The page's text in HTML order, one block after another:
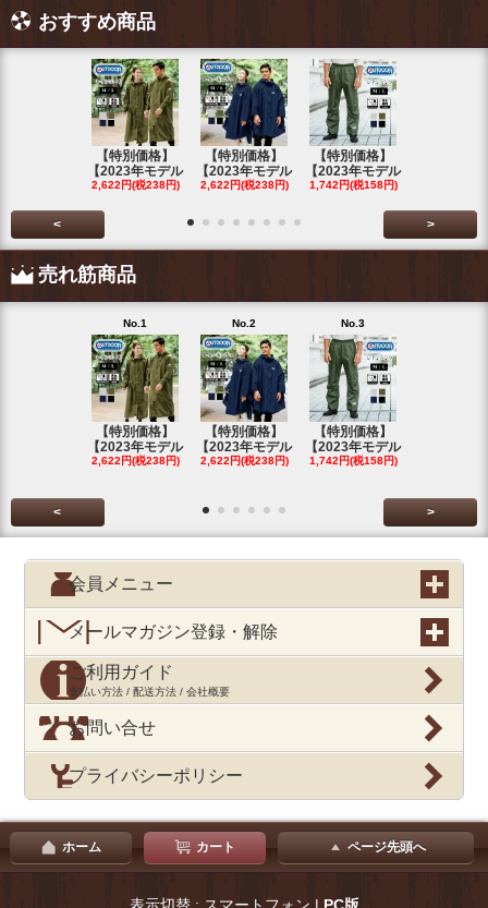
おすすめ商品
【特別価格】
【2023年モデル
2,622円(税238円)
【特別価格】
【2023年モデル
2,622円(税238円)
【特別価格】
【2023年モデル
1,742円(税158円)
< >
売れ筋商品
No.1
【特別価格】
【2023年モデル
2,622円(税238円)
No.2
【特別価格】
【2023年モデル
2,622円(税238円)
No.3
【特別価格】
【2023年モデル
1,742円(税158円)
< >
会員メニュー
メールマガジン登録・解除
ご利用ガイド
支払い方法 / 配送方法 / 会社概要
お問い合せ
プライバシーポリシー
ホーム カート ページ先頭へ
表示切替 : スマートフォン | PC版